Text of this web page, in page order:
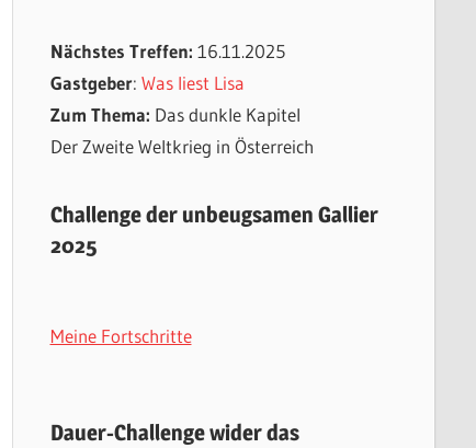
Nächstes Treffen: 16.11.2025
Gastgeber: Was liest Lisa
Zum Thema: Das dunkle Kapitel
Der Zweite Weltkrieg in Österreich
Challenge der unbeugsamen Gallier
2025
Meine Fortschritte
Dauer-Challenge wider das